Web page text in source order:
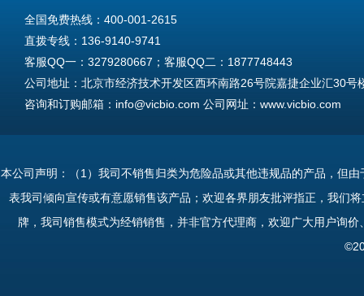
全国免费热线：400-001-2615
直拨专线：136-9140-9741
客服QQ一：3279280667；客服QQ二：1877748443
公司地址：北京市经济技术开发区西环南路26号院嘉捷企业汇30号
咨询和订购邮箱：info@vicbio.com 公司网址：www.vicbio.com
Tel: +86-13691409741
Address: Room 603, Floor 6, Building 30A, No.26, Xihuannan
本公司声明：（1）我司不销售归类为危险品或其他违规品的产品，但
表我司倾向宣传或有意愿销售该产品；欢迎各界朋友批评指正，我们
牌，我司销售模式为经销销售，并非官方代理商，欢迎广大用户询